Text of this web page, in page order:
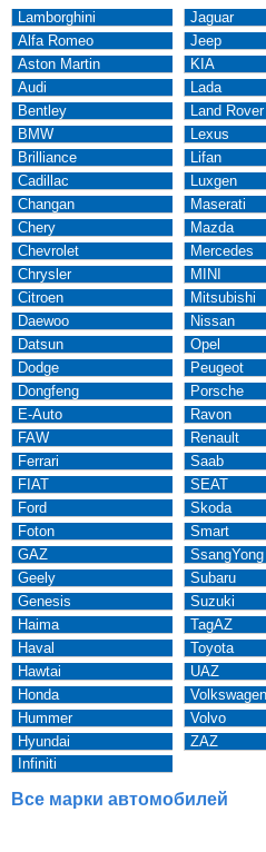
Lamborghini
Alfa Romeo
Aston Martin
Audi
Bentley
BMW
Brilliance
Cadillac
Changan
Chery
Chevrolet
Chrysler
Citroen
Daewoo
Datsun
Dodge
Dongfeng
E-Auto
FAW
Ferrari
FIAT
Ford
Foton
GAZ
Geely
Genesis
Haima
Haval
Hawtai
Honda
Hummer
Hyundai
Infiniti
Jaguar
Jeep
KIA
Lada
Land Rover
Lexus
Lifan
Luxgen
Maserati
Mazda
Mercedes
MINI
Mitsubishi
Nissan
Opel
Peugeot
Porsche
Ravon
Renault
Saab
SEAT
Skoda
Smart
SsangYong
Subaru
Suzuki
TagAZ
Toyota
UAZ
Volkswagen
Volvo
ZAZ
Все марки автомобилей